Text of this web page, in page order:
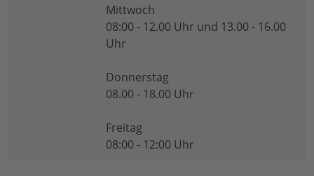
Mittwoch
08:00 - 12.00 Uhr und 13.00 - 16.00
Uhr
Donnerstag
08.00 - 18.00 Uhr
Freitag
08:00 - 12:00 Uhr